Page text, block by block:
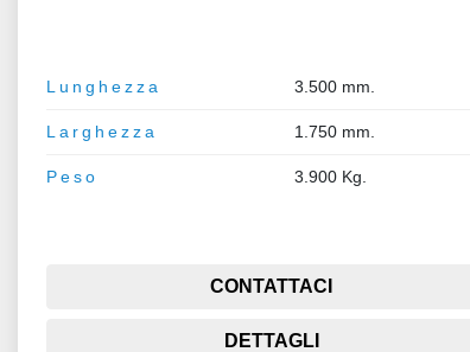
Lunghezza 3.500 mm.
Larghezza 1.750 mm.
Peso 3.900 Kg.
CONTATTACI
DETTAGLI